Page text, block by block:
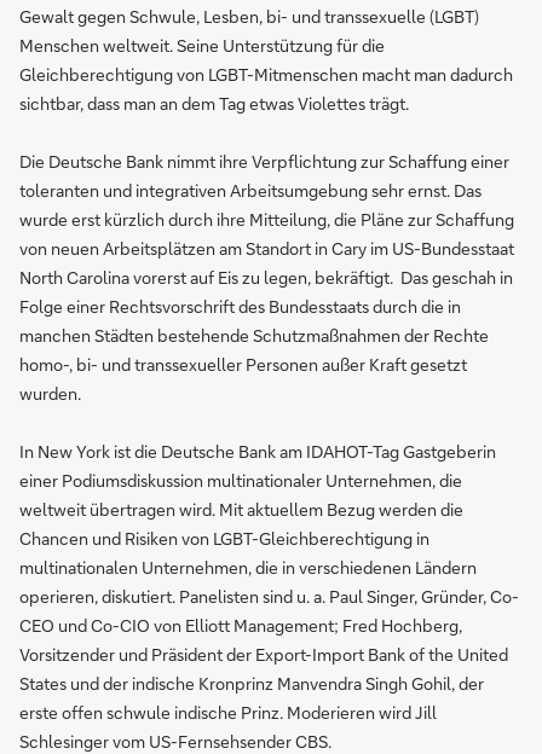
Gewalt gegen Schwule, Lesben, bi- und transsexuelle (LGBT)
Menschen weltweit. Seine Unterstützung für die
Gleichberechtigung von LGBT-Mitmenschen macht man dadurch
sichtbar, dass man an dem Tag etwas Violettes trägt.
Die Deutsche Bank nimmt ihre Verpflichtung zur Schaffung einer
toleranten und integrativen Arbeitsumgebung sehr ernst. Das
wurde erst kürzlich durch ihre Mitteilung, die Pläne zur Schaffung
von neuen Arbeitsplätzen am Standort in Cary im US-Bundesstaat
North Carolina vorerst auf Eis zu legen, bekräftigt. Das geschah in
Folge einer Rechtsvorschrift des Bundesstaats durch die in
manchen Städten bestehende Schutzmaßnahmen der Rechte
homo-, bi- und transsexueller Personen außer Kraft gesetzt
wurden.
In New York ist die Deutsche Bank am IDAHOT-Tag Gastgeberin
einer Podiumsdiskussion multinationaler Unternehmen, die
weltweit übertragen wird. Mit aktuellem Bezug werden die
Chancen und Risiken von LGBT-Gleichberechtigung in
multinationalen Unternehmen, die in verschiedenen Ländern
operieren, diskutiert. Panelisten sind u. a. Paul Singer, Gründer, Co-
CEO und Co-CIO von Elliott Management; Fred Hochberg,
Vorsitzender und Präsident der Export-Import Bank of the United
States und der indische Kronprinz Manvendra Singh Gohil, der
erste offen schwule indische Prinz. Moderieren wird Jill
Schlesinger vom US-Fernsehsender CBS.